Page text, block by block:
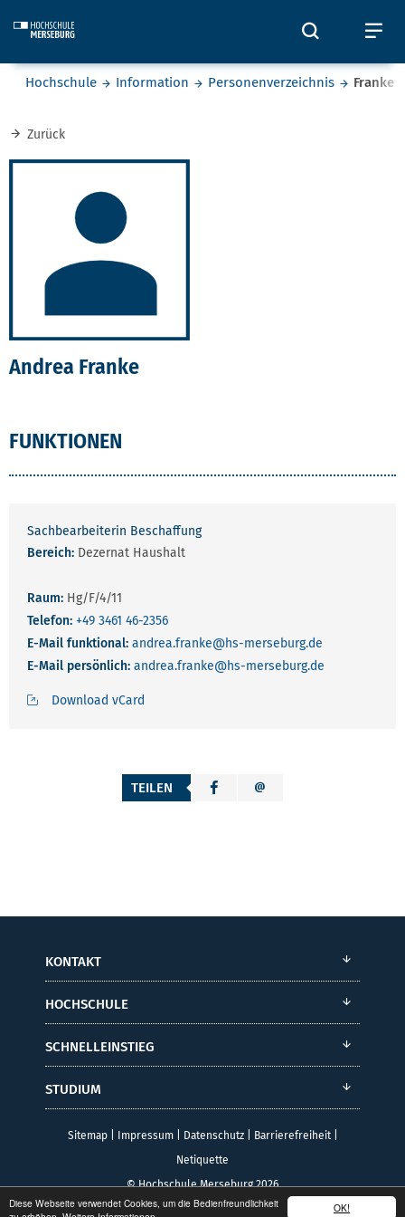
OK!
Diese Webseite verwendet Cookies, um die Bedienfreundlichkeit
Öffnet
Sie befinden sich hier:
Hochschule Information Personenverzeichnis Franke
Zurück
Andrea Franke
FUNKTIONEN
Sachbearbeiterin Beschaffung
Bereich: Dezernat Haushalt
Raum: Hg/F/4/11
Telefon: +49 3461 46-2356
E-Mail funktional: andrea.franke@hs-merseburg.de
E-Mail persönlich: andrea.franke@hs-merseburg.de
Download vCard
TEILEN
KONTAKT
HOCHSCHULE
SCHNELLEINSTIEG
STUDIUM
Sitemap| Impressum| Datenschutz| Barrierefreiheit|
Netiquette
© Hochschule Merseburg 2026